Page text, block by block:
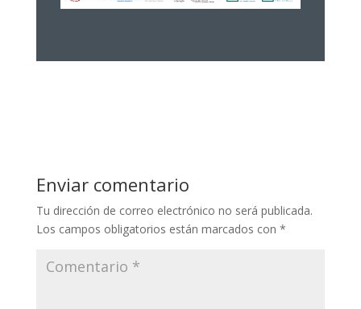
Enviar comentario
Tu dirección de correo electrónico no será publicada.
Los campos obligatorios están marcados con *